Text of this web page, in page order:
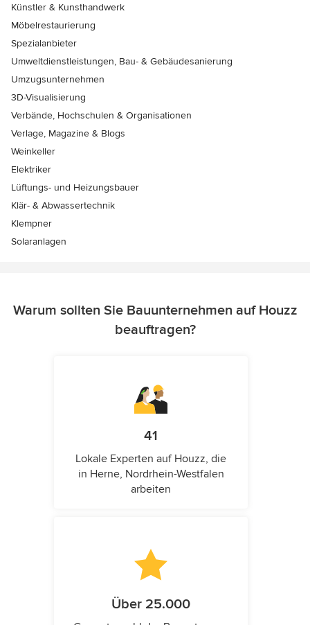
Künstler & Kunsthandwerk
Möbelrestaurierung
Spezialanbieter
Umweltdienstleistungen, Bau- & Gebäudesanierung
Umzugsunternehmen
3D-Visualisierung
Verbände, Hochschulen & Organisationen
Verlage, Magazine & Blogs
Weinkeller
Elektriker
Lüftungs- und Heizungsbauer
Klär- & Abwassertechnik
Klempner
Solaranlagen
Warum sollten Sie Bauunternehmen auf Houzz
beauftragen?
41
Lokale Experten auf Houzz, die
in Herne, Nordrhein-Westfalen
arbeiten
Über 25.000